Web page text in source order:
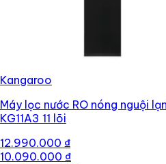
Kangaroo
Máy lọc nước RO nóng nguội
KG11A3 11 lõi
12.990.000 ₫
10.090.000 ₫